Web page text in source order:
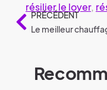
résilier le loyer,
PRÉCÉDENT